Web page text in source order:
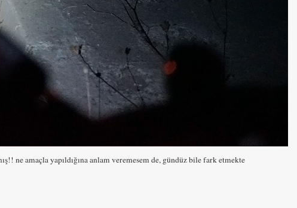
ne amaçla yapıldığına anlam veremesem de, gündüz bile fark etmekte